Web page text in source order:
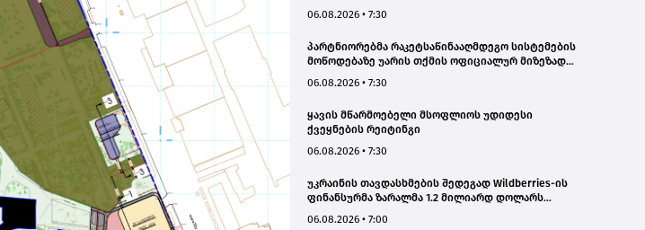
06.08.2026 • 7:30
პარტნიორებმა რაკეტსაწინააღმდეგო სისტემების
მოწოდებაზე უარის თქმის ოფიციალურ მიზეზად
დაასახელეს - ვოლოდიმირ ზელენსკი
06.08.2026 • 7:30
ყავის მწარმოებელი მსოფლიოს უდიდესი
ქვეყნების რეიტინგი
06.08.2026 • 7:30
უკრაინის თავდასხმების შედეგად Wildberries-ის
ფინანსურმა ზარალმა 1.2 მილიარდ დოლარს
06.08.2026 • 7:00